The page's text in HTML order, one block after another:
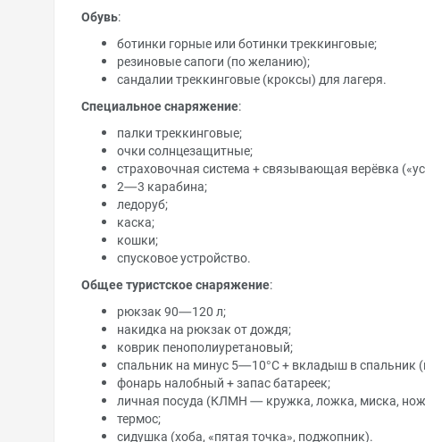
Обувь:
ботинки горные или ботинки треккинговые;
резиновые сапоги (по желанию);
сандалии треккинговые (кроксы) для лагеря.
Специальное снаряжение:
палки треккинговые;
очки солнцезащитные;
страховочная система + связывающая верёвка
2—3 карабина;
ледоруб;
каска;
кошки;
спусковое устройство.
Общее туристское снаряжение:
рюкзак 90—120 л;
накидка на рюкзак от дождя;
коврик пенополиуретановый;
спальник на минус 5—10°С + вкладыш в спальник
фонарь налобный + запас батареек;
личная посуда (КЛМН — кружка, ложка, миска,
термос;
сидушка (хоба, «пятая точка», поджопник).